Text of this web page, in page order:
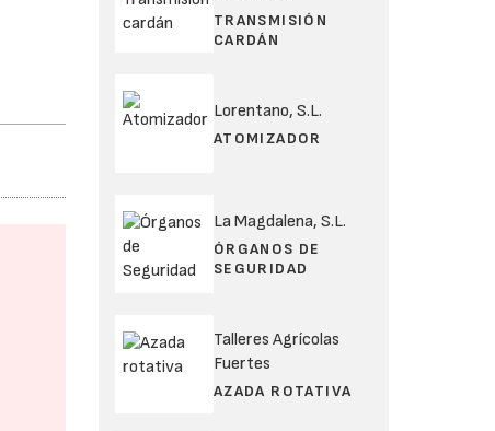
TRANSMISIÓN
CARDÁN
Lorentano, S.L.
ATOMIZADOR
La Magdalena, S.L.
ÓRGANOS DE
SEGURIDAD
Talleres Agrícolas
Fuertes
AZADA ROTATIVA